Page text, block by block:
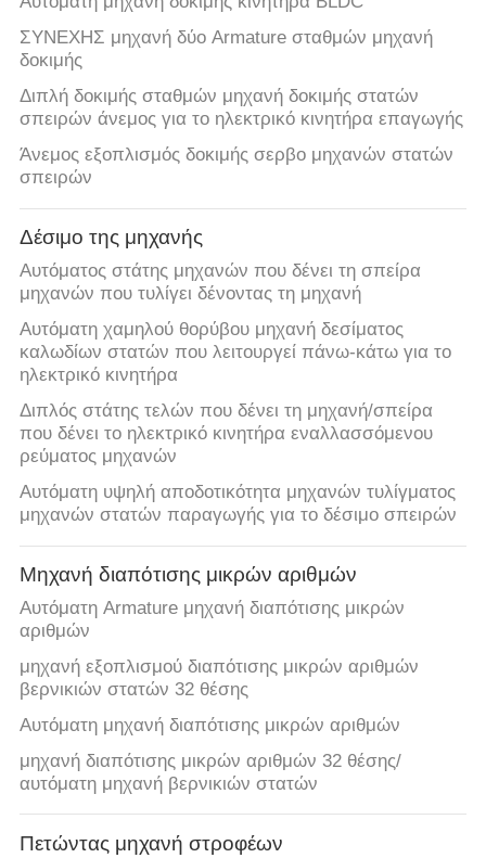
ΣΥΝΕΧΗΣ μηχανή δύο Armature σταθμών μηχανή
δοκιμής
Διπλή δοκιμής σταθμών μηχανή δοκιμής στατών
σπειρών άνεμος για το ηλεκτρικό κινητήρα επαγωγής
Άνεμος εξοπλισμός δοκιμής σερβο μηχανών στατών
σπειρών
Δέσιμο της μηχανής
Αυτόματος στάτης μηχανών που δένει τη σπείρα
μηχανών που τυλίγει δένοντας τη μηχανή
Αυτόματη χαμηλού θορύβου μηχανή δεσίματος
καλωδίων στατών που λειτουργεί πάνω-κάτω για το
ηλεκτρικό κινητήρα
Διπλός στάτης τελών που δένει τη μηχανή/σπείρα
που δένει το ηλεκτρικό κινητήρα εναλλασσόμενου
ρεύματος μηχανών
Αυτόματη υψηλή αποδοτικότητα μηχανών τυλίγματος
μηχανών στατών παραγωγής για το δέσιμο σπειρών
Μηχανή διαπότισης μικρών αριθμών
Αυτόματη Armature μηχανή διαπότισης μικρών
αριθμών
μηχανή εξοπλισμού διαπότισης μικρών αριθμών
βερνικιών στατών 32 θέσης
Αυτόματη μηχανή διαπότισης μικρών αριθμών
μηχανή διαπότισης μικρών αριθμών 32 θέσης/
αυτόματη μηχανή βερνικιών στατών
Πετώντας μηχανή στροφέων